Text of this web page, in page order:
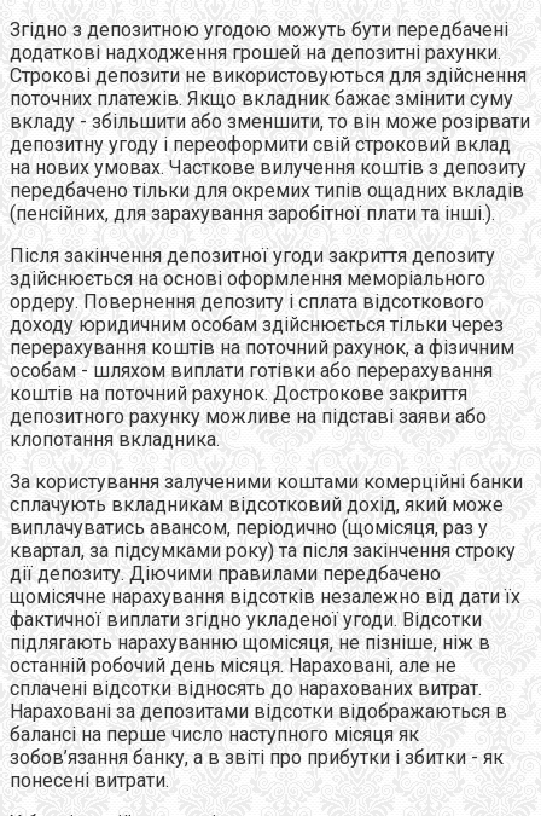
Згідно з депозитною угодою можуть бути передбачені
додаткові надходження грошей на депозитні рахунки.
Строкові депозити не використовуються для здійснення
поточних платежів. Якщо вкладник бажає змінити суму
вкладу - збільшити або зменшити, то він може розірвати
депозитну угоду і переоформити свій строковий вклад
на нових умовах. Часткове вилучення коштів з депозиту
передбачено тільки для окремих типів ощадних вкладів
(пенсійних, для зарахування заробітної плати та інші.).
Після закінчення депозитної угоди закриття депозиту
здійснюється на основі оформлення меморіального
ордеру. Повернення депозиту і сплата відсоткового
доходу юридичним особам здійснюється тільки через
перерахування коштів на поточний рахунок, а фізичним
особам - шляхом виплати готівки або перерахування
коштів на поточний рахунок. Дострокове закриття
депозитного рахунку можливе на підставі заяви або
клопотання вкладника.
За користування залученими коштами комерційні банки
сплачують вкладникам відсотковий дохід, який може
виплачуватись авансом, періодично (щомісяця, раз у
квартал, за підсумками року) та після закінчення строку
дії депозиту. Діючими правилами передбачено
щомісячне нарахування відсотків незалежно від дати їх
фактичної виплати згідно укладеної угоди. Відсотки
підлягають нарахуванню щомісяця, не пізніше, ніж в
останній робочий день місяця. Нараховані, але не
сплачені відсотки відносять до нарахованих витрат.
Нараховані за депозитами відсотки відображаються в
балансі на перше число наступного місяця як
зобов’язання банку, а в звіті про прибутки і збитки - як
понесені витрати.